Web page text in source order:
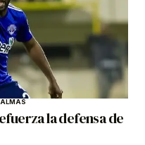
la defensa de